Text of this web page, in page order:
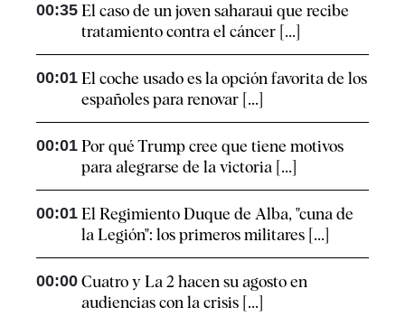
00:35 El caso de un joven saharaui que recibe
tratamiento contra el cáncer [...]
00:01 El coche usado es la opción favorita de los
españoles para renovar [...]
00:01 Por qué Trump cree que tiene motivos
para alegrarse de la victoria [...]
00:01 El Regimiento Duque de Alba, "cuna de
la Legión": los primeros militares [...]
00:00 Cuatro y La 2 hacen su agosto en
audiencias con la crisis [...]